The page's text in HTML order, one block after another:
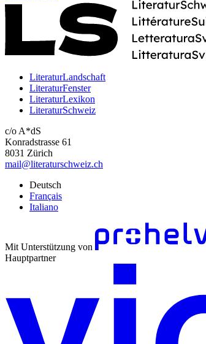
LiteraturLandschaft
LiteraturFenster
LiteraturLexikon
LiteraturSchweiz
c/o A*dS
Konradstrasse 61
8031 Zürich
mail@literaturschweiz.ch
Deutsch
Français
Italiano
Mit Unterstützung von
Hauptpartner